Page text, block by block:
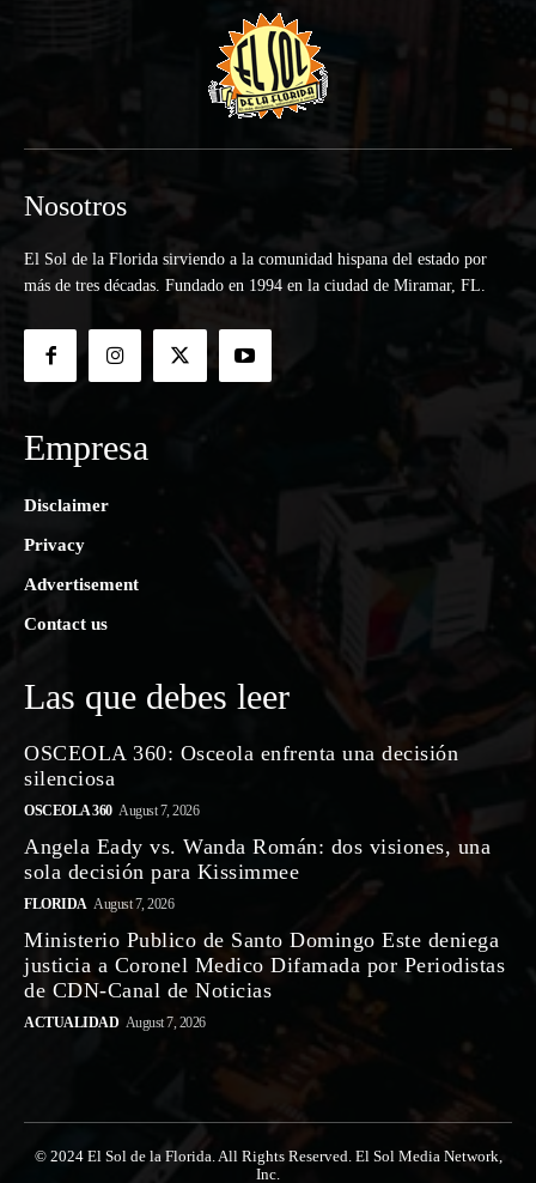
Nosotros
El Sol de la Florida sirviendo a la comunidad hispana del estado por
más de tres décadas. Fundado en 1994 en la ciudad de Miramar, FL.
Empresa
Disclaimer
Privacy
Advertisement
Contact us
Las que debes leer
OSCEOLA 360: Osceola enfrenta una decisión
silenciosa
OSCEOLA 360 August 7, 2026
Angela Eady vs. Wanda Román: dos visiones, una
sola decisión para Kissimmee
FLORIDA August 7, 2026
Ministerio Publico de Santo Domingo Este deniega
justicia a Coronel Medico Difamada por Periodistas
de CDN-Canal de Noticias
ACTUALIDAD August 7, 2026
© 2024 El Sol de la Florida. All Rights Reserved. El Sol Media Network,
Inc.